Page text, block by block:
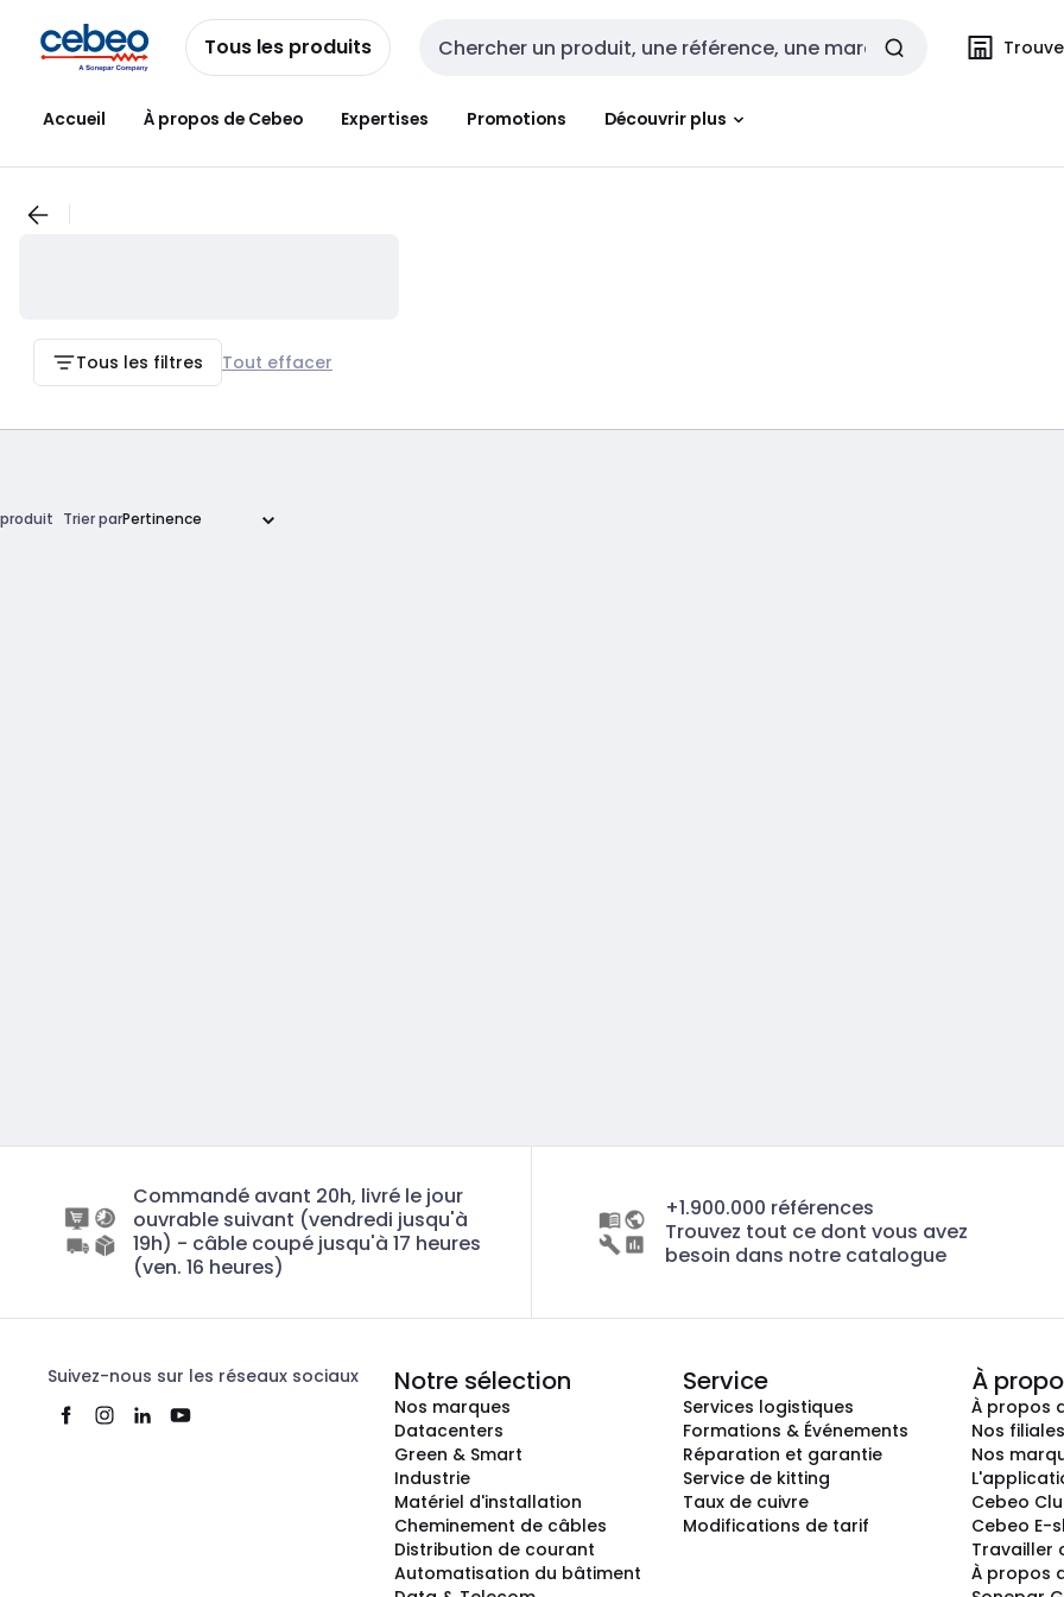
navigationau
contenu
Tous les produits Entrée de recherche
Accueil À propos de Cebeo Expertises Promotions Découvrir plus
Tous les filtres Tout effacer
produit Trier par
Commandé avant 20h, livré le jour
ouvrable suivant (vendredi jusqu'à
19h) - câble coupé jusqu'à 17 heures
(ven. 16 heures)
+1.900.000 références
Trouvez tout ce dont vous avez
besoin dans notre catalogue
Suivez-nous sur les réseaux sociaux Notre sélection
Nos marques
Datacenters
Green & Smart
Industrie
Matériel d'installation
Cheminement de câbles
Distribution de courant
Automatisation du bâtiment
Service
Services logistiques
Formations & Événements
Réparation et garantie
Service de kitting
Taux de cuivre
Modifications de tarif
À
À propos
Nos filiales
Nos
Cebeo
Cebeo E-
Travailler
À propos